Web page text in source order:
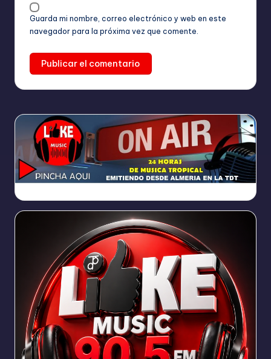
Guarda mi nombre, correo electrónico y web en este
navegador para la próxima vez que comente.
https://broadcast.radioponiente.org:8066/index.html?sid=1